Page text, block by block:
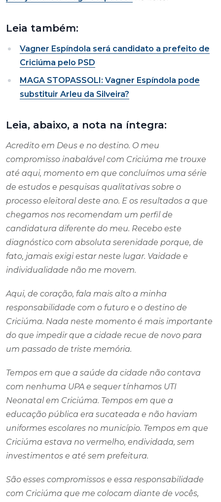
Leia também:
Vagner Espíndola será candidato a prefeito de
Criciúma pelo PSD
MAGA STOPASSOLI: Vagner Espíndola pode
substituir Arleu da Silveira?
Leia, abaixo, a nota na íntegra:
Acredito em Deus e no destino. O meu
compromisso inabalável com Criciúma me trouxe
até aqui, momento em que concluímos uma série
de estudos e pesquisas qualitativas sobre o
processo eleitoral deste ano. E os resultados a que
chegamos nos recomendam um perfil de
candidatura diferente do meu. Recebo este
diagnóstico com absoluta serenidade porque, de
fato, jamais exigi estar neste lugar. Vaidade e
individualidade não me movem.
Aqui, de coração, fala mais alto a minha
responsabilidade com o futuro e o destino de
Criciúma. Nada neste momento é mais importante
do que impedir que a cidade recue de novo para
um passado de triste memória.
Tempos em que a saúde da cidade não contava
com nenhuma UPA e sequer tínhamos UTI
Neonatal em Criciúma. Tempos em que a
educação pública era sucateada e não haviam
uniformes escolares no município. Tempos em que
Criciúma estava no vermelho, endividada, sem
investimentos e até sem prefeitura.
São esses compromissos e essa responsabilidade
com Criciúma que me colocam diante de vocês,